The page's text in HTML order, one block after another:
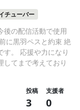
チューバー
後の配信活動で使用
に黒羽ペスと約束 絶
す。 応援や力になり
してまで考えており
投稿
3
支援者
0